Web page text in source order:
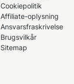
Cookiepolitik
Affiliate-oplysning
Ansvarsfraskrivelse
Brugsvilkår
Sitemap